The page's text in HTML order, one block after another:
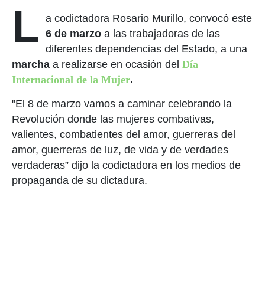
L a codictadora Rosario Murillo, convocó este
6 de marzo a las trabajadoras de las
diferentes dependencias del Estado, a una
marcha a realizarse en ocasión del Día
Internacional de la Mujer.
"El 8 de marzo vamos a caminar celebrando la
Revolución donde las mujeres combativas,
valientes, combatientes del amor, guerreras del
amor, guerreras de luz, de vida y de verdades
verdaderas” dijo la codictadora en los medios de
propaganda de su dictadura.